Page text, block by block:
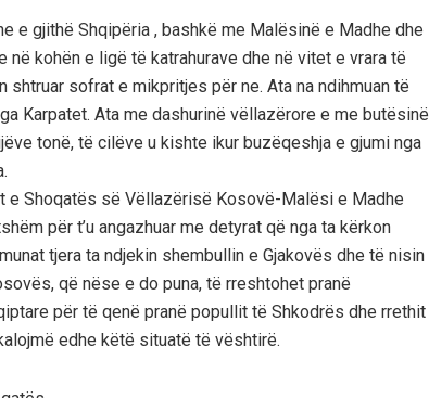
e gjithë Shqipëria , bashkë me Malësinë e Madhe dhe
kohën e ligë të katrahurave dhe në vitet e vrara të
sofrat e mikpritjes për ne. Ata na ndihmuan të
Karpatet. Ata me dashurinë vëllazërore e me butësinë
tonë, të cilëve u kishte ikur buzëqeshja e gjumi nga
e Shoqatës së Vëllazërisë Kosovë-Malësi e Madhe
për t’u angazhuar me detyrat që nga ta kërkon
tjera ta ndjekin shembullin e Gjakovës dhe të nisin
që nëse e do puna, të rreshtohet pranë
për të qenë pranë popullit të Shkodrës dhe rrethit
edhe këtë situatë të vështirë.